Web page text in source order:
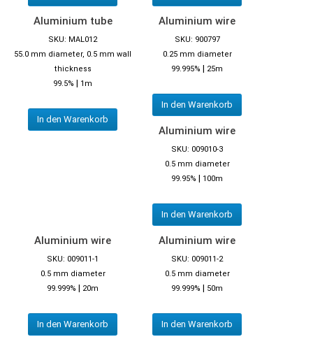
Aluminium tube
SKU: MAL012
55.0 mm diameter, 0.5 mm wall
thickness
99.5% | 1m
In den Warenkorb
Aluminium wire
SKU: 900797
0.25 mm diameter
99.995% | 25m
In den Warenkorb
Aluminium wire
SKU: 009010-3
0.5 mm diameter
99.95% | 100m
In den Warenkorb
Aluminium wire
SKU: 009011-1
0.5 mm diameter
99.999% | 20m
In den Warenkorb
Aluminium wire
SKU: 009011-2
0.5 mm diameter
99.999% | 50m
In den Warenkorb